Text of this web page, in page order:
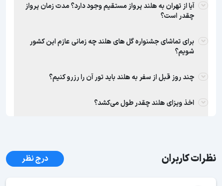
آیا از تهران به هلند پرواز مستقیم وجود دارد؟ مدت زمان پرواز
چقدر است؟
برای تماشای جشنواره گل های هلند چه زمانی عازم این کشور
شویم؟
چند روز قبل از سفر به هلند باید تور آن را رزرو کنیم؟
اخذ ویزای هلند چقدر طول می‌کشد؟
نظرات کاربران درج نظر